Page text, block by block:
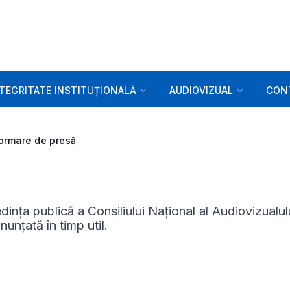
INSTITUȚIONALĂ AUDIOVIZUAL
de presă
publică a Consiliului Național al
în timp util.